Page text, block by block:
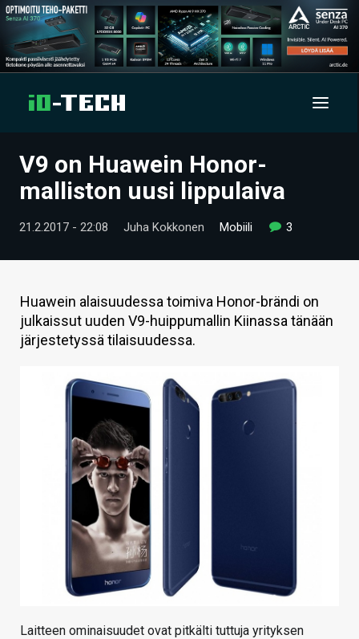
UUTISET
TIETOA
HINTA.FI
V9 on Huawein Honor-
malliston uusi lippulaiva
21.2.2017 - 22:08 Juha Kokkonen Mobiili 3
Huawein alaisuudessa toimiva Honor-brändi on
julkaissut uuden V9-huippumallin Kiinassa tänään
järjestetyssä tilaisuudessa.
Laitteen ominaisuudet ovat pitkälti tuttuja yrityksen